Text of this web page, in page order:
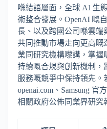
喺結語層面，全球 AI 生
術整合發展。OpenAI 嘅
長、以及跨國公司喺雲端
共同推動市場走向更高嘅
業同研究機構嚟講，掌
持續嘅合規與創新機制
服務嘅競爭中保持領先。
openai.com、Samsung
相關政府公佈同業界研究